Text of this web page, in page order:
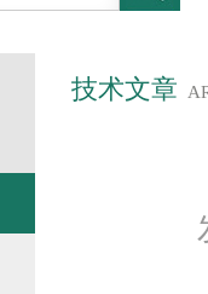
技术文章